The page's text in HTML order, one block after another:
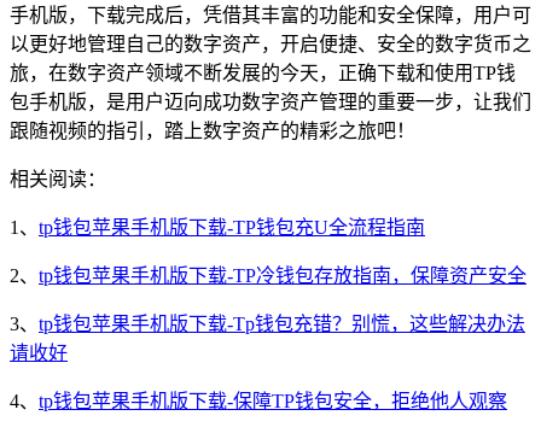
手机版，下载完成后，凭借其丰富的功能和安全保障，用户可
以更好地管理自己的数字资产，开启便捷、安全的数字货币之
旅，在数字资产领域不断发展的今天，正确下载和使用TP钱
包手机版，是用户迈向成功数字资产管理的重要一步，让我们
跟随视频的指引，踏上数字资产的精彩之旅吧！
相关阅读：
1、 tp钱包苹果手机版下载-TP钱包充U全流程指南
2、 tp钱包苹果手机版下载-TP冷钱包存放指南，保障资产安全
3、 tp钱包苹果手机版下载-Tp钱包充错？别慌，这些解决办法
请收好
4、 tp钱包苹果手机版下载-保障TP钱包安全，拒绝他人观察